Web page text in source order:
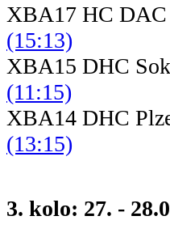
XBA17 HC
(15:13)
XBA15 DHC
(11:15)
XBA14 DHC
(13:15)
3. kolo: 27. -